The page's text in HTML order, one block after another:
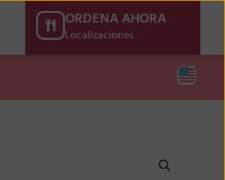
ORDENA AHORA
Localizaciones